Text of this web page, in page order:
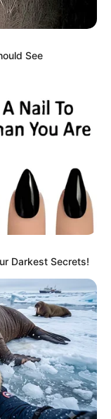
Covid
Το
See
Darkest Secrets!